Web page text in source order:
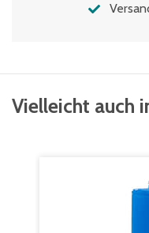
Vielleicht auch